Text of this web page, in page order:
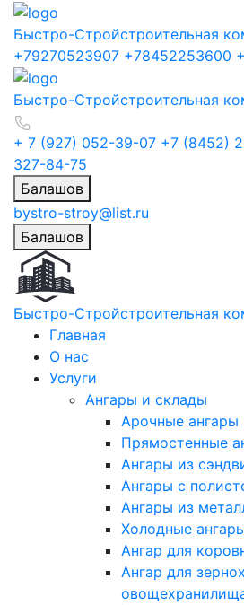
Быстро-Стройстроительная
+79270523907 +78452253600
Быстро-Стройстроительная
+ 7 (927) 052-39-07 +7 (8452)
327-84-75
Балашов
bystro-stroy@list.ru
Балашов
Быстро-Стройстроительная
Главная
О нас
Услуги
Ангары и склады
Арочные ангары
Прямостенные
Ангары из
Ангары с
Ангары из
Холодные
Ангар для
Ангар для